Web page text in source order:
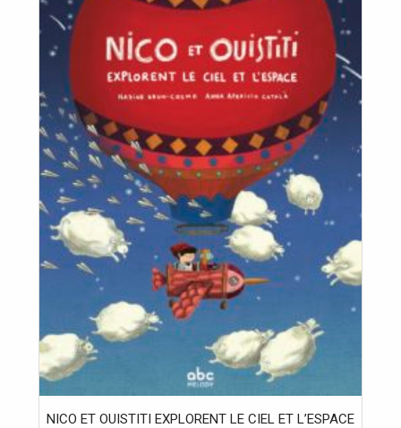
NICO ET OUISTITI EXPLORENT LE CIEL ET L’ESPACE